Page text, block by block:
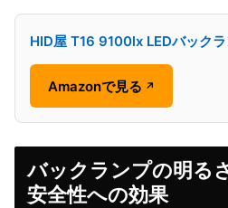
HID屋 T16 9100lx LEDバック
Amazonで見る ↗
バックランプの明る
安全性への効果